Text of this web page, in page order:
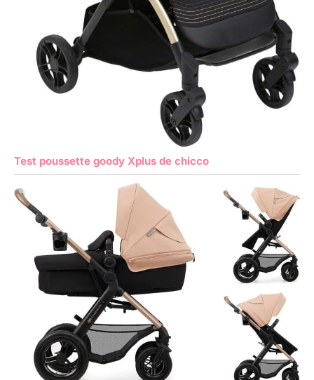
Test poussette goody Xplus de chicco